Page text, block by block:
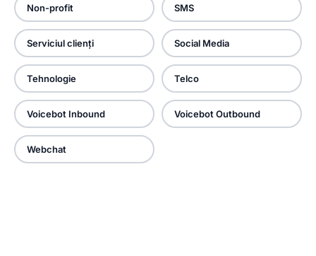
Non-profit SMS
Serviciul clienți Social Media
Tehnologie Telco
Voicebot Inbound Voicebot Outbound
Webchat